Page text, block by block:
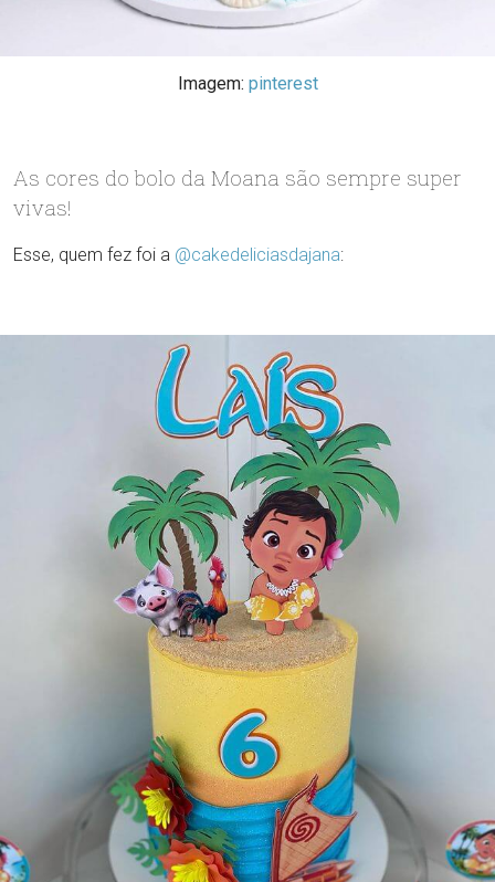
Imagem: pinterest
As cores do bolo da Moana são sempre super
vivas!
Esse, quem fez foi a @cakedeliciasdajana: